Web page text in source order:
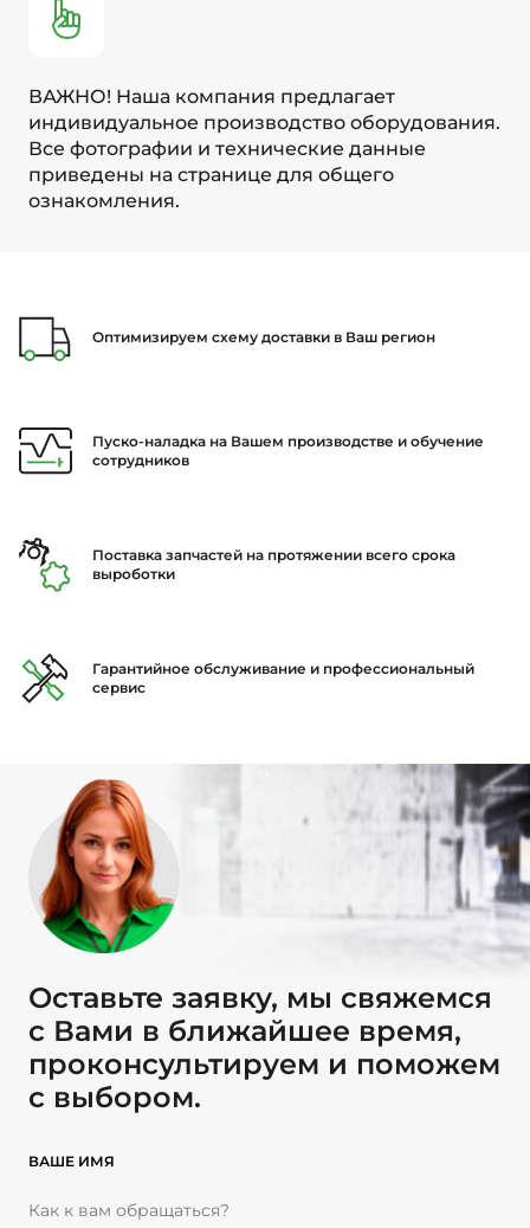
ВАЖНО! Наша компания предлагает
индивидуальное производство оборудования.
Все фотографии и технические данные
приведены на странице для общего
ознакомления.
Оптимизируем схему доставки в Ваш регион
Пуско-наладка на Вашем производстве и обучение
сотрудников
Поставка запчастей на протяжении всего срока
выроботки
Гарантийное обслуживание и профессиональный
сервис
Оставьте заявку, мы свяжемся
с Вами в ближайшее время,
проконсультируем и поможем
с выбором.
ВАШЕ ИМЯ